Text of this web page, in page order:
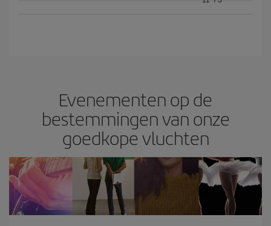
Evenementen op de
bestemmingen van onze
goedkope vluchten